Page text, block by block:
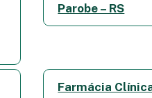
Parobe – RS
Farmácia